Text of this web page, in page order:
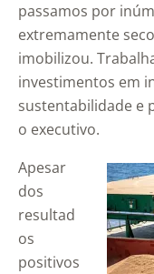
passamos por
extremamente
imobilizou.
investimentos em
sustentabilidade e
o executivo.
Apesar
dos
resultad
os
positivos